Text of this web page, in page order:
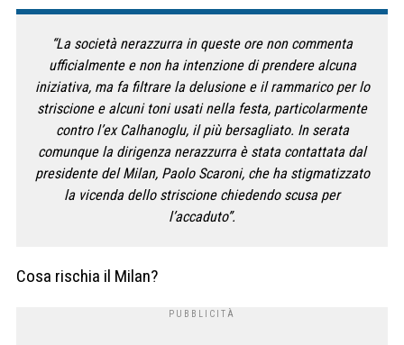
“La società nerazzurra in queste ore non commenta
ufficialmente e non ha intenzione di prendere alcuna
iniziativa, ma fa filtrare la delusione e il rammarico per lo
striscione e alcuni toni usati nella festa, particolarmente
contro l’ex Calhanoglu, il più bersagliato. In serata
comunque la dirigenza nerazzurra è stata contattata dal
presidente del Milan, Paolo Scaroni, che ha stigmatizzato
la vicenda dello striscione chiedendo scusa per
l’accaduto”.
Cosa rischia il Milan?